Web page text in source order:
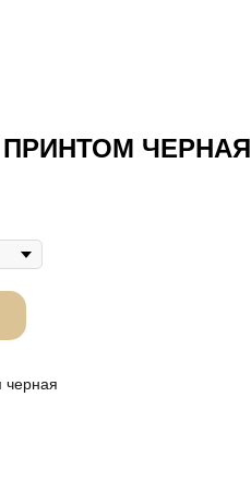
ЧЕРНАЯ
черная